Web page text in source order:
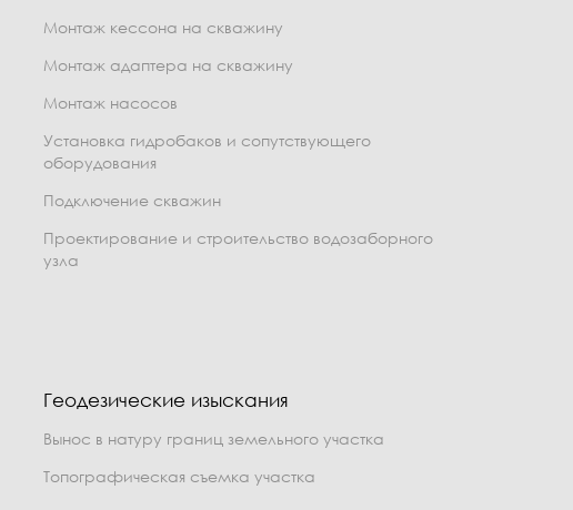
Монтаж кессона на скважину
Монтаж адаптера на скважину
Монтаж насосов
Установка гидробаков и сопутствующего
оборудования
Подключение скважин
Проектирование и строительство водозаборного
узла
Геодезические изыскания
Вынос в натуру границ земельного участка
Топографическая съемка участка